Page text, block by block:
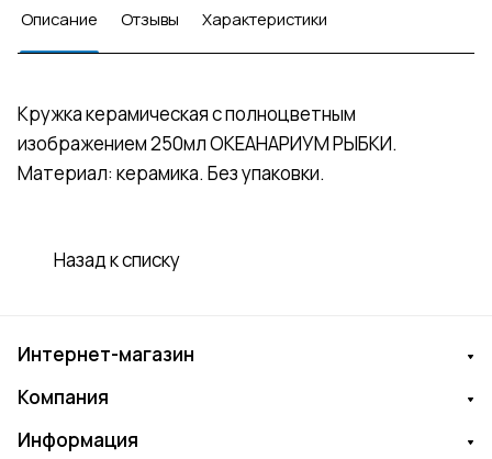
Описание Отзывы Характеристики
Кружка керамическая с полноцветным
изображением 250мл ОКЕАНАРИУМ РЫБКИ.
Материал: керамика. Без упаковки.
Назад к списку
Интернет-магазин
Компания
Информация